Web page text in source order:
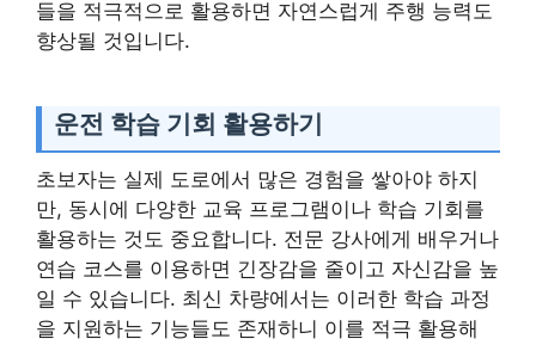
들을 적극적으로 활용하면 자연스럽게 주행 능력도
향상될 것입니다.
운전 학습 기회 활용하기
초보자는 실제 도로에서 많은 경험을 쌓아야 하지
만, 동시에 다양한 교육 프로그램이나 학습 기회를
활용하는 것도 중요합니다. 전문 강사에게 배우거나
연습 코스를 이용하면 긴장감을 줄이고 자신감을 높
일 수 있습니다. 최신 차량에서는 이러한 학습 과정
을 지원하는 기능들도 존재하니 이를 적극 활용해